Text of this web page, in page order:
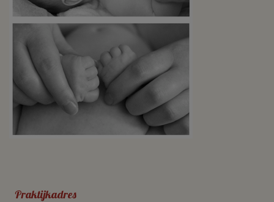
Praktijkadres